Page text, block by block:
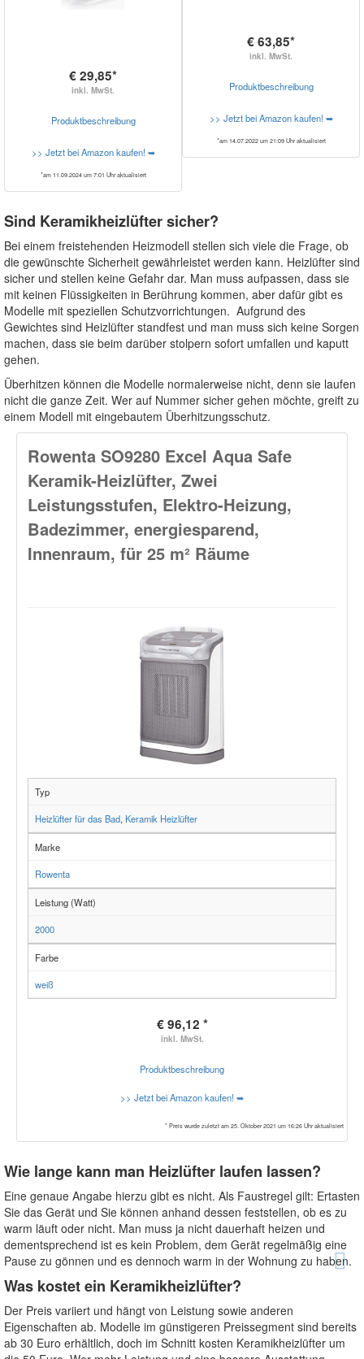
€ 29,85*
inkl. MwSt.
Produktbeschreibung
>> Jetzt bei Amazon kaufen! ➥
*am 11.09.2024 um 7:01 Uhr aktualisiert
€ 63,85*
inkl. MwSt.
Produktbeschreibung
>> Jetzt bei Amazon kaufen! ➥
*am 14.07.2022 um 21:09 Uhr aktualisiert
Sind Keramikheizlüfter sicher?
Bei einem freistehenden Heizmodell stellen sich viele die Frage, ob
die gewünschte Sicherheit gewährleistet werden kann. Heizlüfter sind
sicher und stellen keine Gefahr dar. Man muss aufpassen, dass sie
mit keinen Flüssigkeiten in Berührung kommen, aber dafür gibt es
Modelle mit speziellen Schutzvorrichtungen. Aufgrund des
Gewichtes sind Heizlüfter standfest und man muss sich keine Sorgen
machen, dass sie beim darüber stolpern sofort umfallen und kaputt
gehen.
Überhitzen können die Modelle normalerweise nicht, denn sie laufen
nicht die ganze Zeit. Wer auf Nummer sicher gehen möchte, greift zu
einem Modell mit eingebautem Überhitzungsschutz.
Rowenta SO9280 Excel Aqua Safe
Keramik-Heizlüfter, Zwei
Leistungsstufen, Elektro-Heizung,
Badezimmer, energiesparend,
Innenraum, für 25 m² Räume
Typ
Heizlüfter für das Bad, Keramik Heizlüfter
Marke
Rowenta
Leistung (Watt)
2000
Farbe
weiß
€ 96,12 *
inkl. MwSt.
Produktbeschreibung
>> Jetzt bei Amazon kaufen! ➥
* Preis wurde zuletzt am 25. Oktober 2021 um 16:26 Uhr aktualisiert
Wie lange kann man Heizlüfter laufen lassen?
Eine genaue Angabe hierzu gibt es nicht. Als Faustregel gilt: Ertasten
Sie das Gerät und Sie können anhand dessen feststellen, ob es zu
warm läuft oder nicht. Man muss ja nicht dauerhaft heizen und
dementsprechend ist es kein Problem, dem Gerät regelmäßig eine
Pause zu gönnen und es dennoch warm in der Wohnung zu haben.
Was kostet ein Keramikheizlüfter?
Der Preis variiert und hängt von Leistung sowie anderen
Eigenschaften ab. Modelle im günstigeren Preissegment sind bereits
ab 30 Euro erhältlich, doch im Schnitt kosten Keramikheizlüfter um